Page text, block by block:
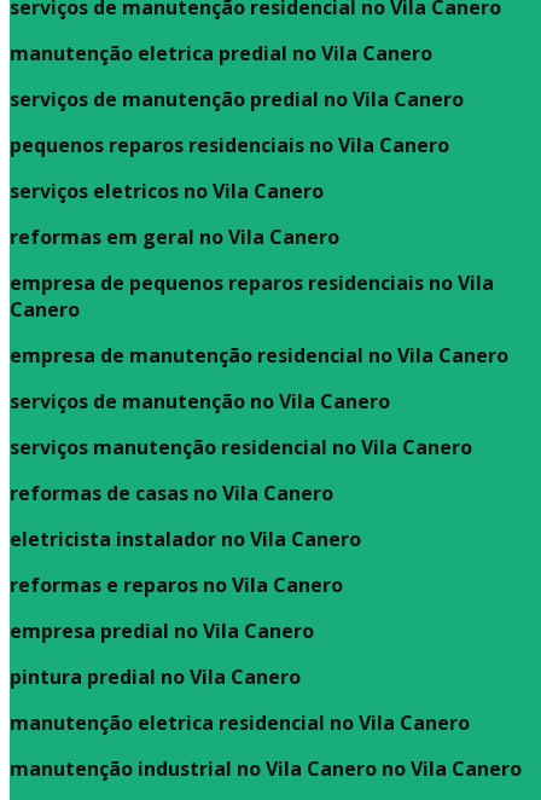
serviços de manutenção residencial no Vila Canero
manutenção eletrica predial no Vila Canero
serviços de manutenção predial no Vila Canero
pequenos reparos residenciais no Vila Canero
serviços eletricos no Vila Canero
reformas em geral no Vila Canero
empresa de pequenos reparos residenciais no Vila
Canero
empresa de manutenção residencial no Vila Canero
serviços de manutenção no Vila Canero
serviços manutenção residencial no Vila Canero
reformas de casas no Vila Canero
eletricista instalador no Vila Canero
reformas e reparos no Vila Canero
empresa predial no Vila Canero
pintura predial no Vila Canero
manutenção eletrica residencial no Vila Canero
manutenção industrial no Vila Canero no Vila Canero